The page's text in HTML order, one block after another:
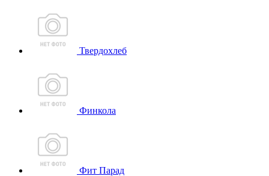
Твердохлеб
Финкола
Фит Парад